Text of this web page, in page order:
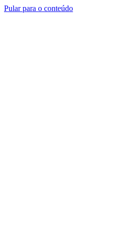
Pular para o conteúdo